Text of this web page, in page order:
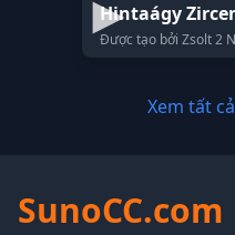
Hintaágy
Được tạo bởi Zsolt 2
Xem tất
SunoCC.com